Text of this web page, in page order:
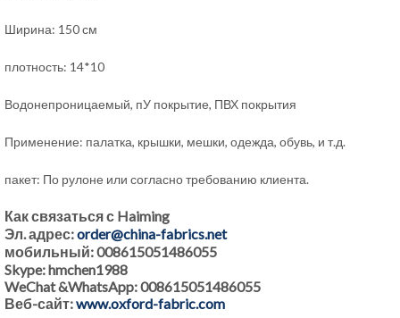
Ширина: 150 см
плотность: 14*10
Водонепроницаемый, пУ покрытие, ПВХ покрытия
Применение: палатка, крышки, мешки, одежда, обувь, и т.д.
пакет: По рулоне или согласно требованию клиента.
Как связаться с Haiming
Эл. адрес:order@china-fabrics.net
мобильный: 008615051486055
Skype: hmchen1988
WeChat &WhatsApp: 008615051486055
Веб-сайт:www.oxford-fabric.com